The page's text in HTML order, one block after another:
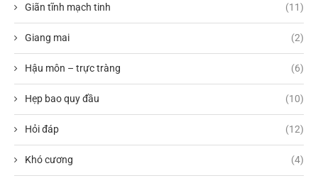
Giãn tĩnh mạch tinh (11)
Giang mai (2)
Hậu môn – trực tràng (6)
Hẹp bao quy đầu (10)
Hỏi đáp (12)
Khó cương (4)